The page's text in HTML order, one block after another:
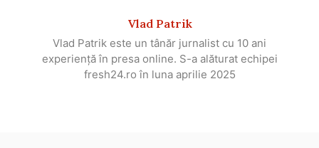
Vlad Patrik
Vlad Patrik este un tânăr jurnalist cu 10 ani
experiență în presa online. S-a alăturat echipei
fresh24.ro în luna aprilie 2025